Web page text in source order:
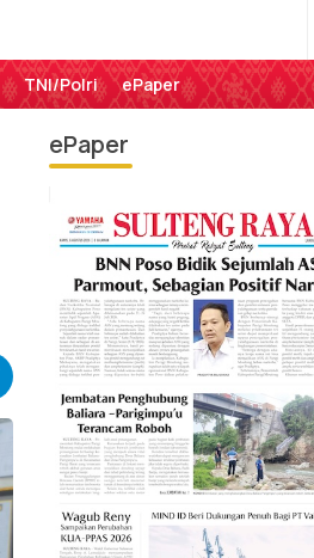
TNI/Polri ePaper
ePaper